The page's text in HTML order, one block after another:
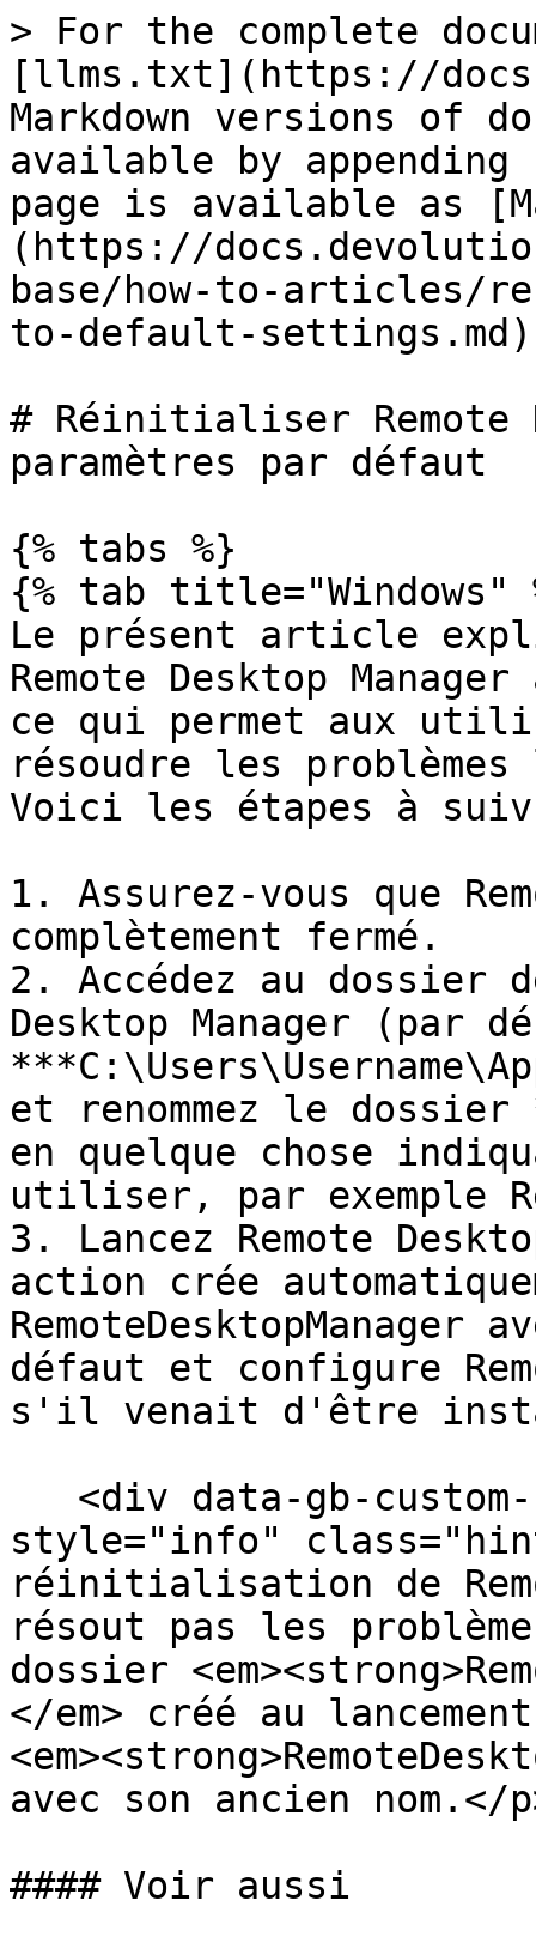
> For the complete
[llms.txt](https://
Markdown versions of
available by
page is available as
(https://
base/how-to-articles/
to-default-
# Réinitialiser Remote
paramètres par défaut
{% tabs %}
{% tab title="Windows"
Le présent article
Remote Desktop
ce qui permet aux
résoudre les
Voici les étapes à
1. Assurez-vous que
complètement fermé.
2. Accédez au dossier
Desktop Manager (par
et renommez le dossier
en quelque chose
utiliser, par exemple
3. Lancez Remote
action crée
défaut et configure
s'il venait d'être
style="info"
réinitialisation de
résout pas les
dossier
</em> créé au
avec son ancien nom.</
#### Voir aussi